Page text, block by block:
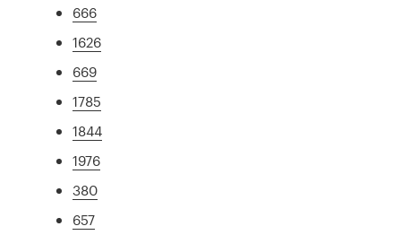
666
1626
669
1785
1844
1976
380
657